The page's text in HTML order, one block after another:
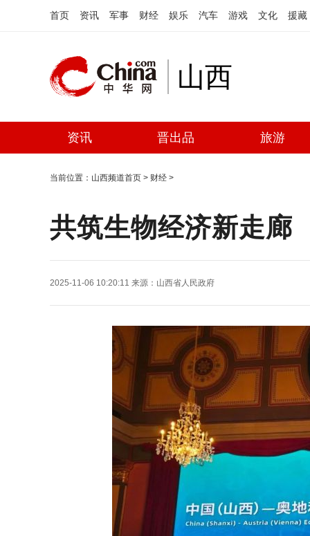
首页 资讯 军事 财经 娱乐 汽车 游戏 文化 援藏
山西
资讯 晋出品 旅游
当前位置： 山西频道首页 > 财经 >
共筑生物经济新走廊
2025-11-06 10:20:11 来源： 山西省人民政府